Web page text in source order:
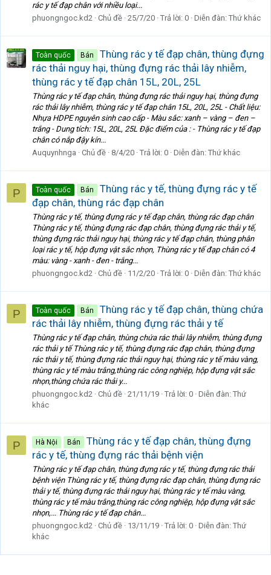
rác y tế đạp chân với nhiều loại...
phuongngoc.kd2 Chủ đề 25/7/20 Trả lời: 0 Diễn đàn: Thứ khác
Toàn quốc Bán
Thùng rác y tế đạp chân, thùng đựng
rác thải nguy hại, thùng đựng rác thải lây nhiễm,
thùng rác y tế đạp chân 15L, 20L, 25L
Thùng rác y tế đạp chân, thùng đựng rác thải nguy hại, thùng đựng
rác thải lây nhiễm, thùng rác y tế đạp chân 15L, 20L, 25L - Chất liệu:
Nhựa HDPE nguyên sinh cao cấp - Màu sắc: xanh – vàng – đen –
trắng - Dung tích: 15L, 20L, 25L Đặc điểm của : - Thùng rác y tế đạp
chân có nắp đậy kín...
Auquynhnga
Chủ đề 8/4/20 Trả lời: 0 Diễn đàn: Thứ khác
P Toàn quốc Bán
Thùng rác y tế, thùng đựng rác y tế
đạp chân, thùng rác đạp chân
Thùng rác y tế, thùng đựng rác y tế đạp chân, thùng rác đạp chân
Thùng rác y tế, thùng đựng rác đạp chân, thùng đựng rác thải y tế,
thùng đựng rác thải nguy hại, thùng rác y tế đạp chân, thùng phân
loại rác y tế, hộp đựng vật sắc nhọn, Thùng rác y tế đạp chân có 4
màu: vàng - xanh - đen - trắng...
phuongngoc.kd2 Chủ đề 11/2/20 Trả lời: 0 Diễn đàn: Thứ khác
P Toàn quốc Bán
Thùng rác y tế đạp chân, thùng chứa
rác thải lây nhiễm, thùng đựng rác thải y tế
Thùng rác y tế đạp chân, thùng chứa rác thải lây nhiễm, thùng đựng
rác thải y tế Thùng rác y tế, thùng đựng rác đạp chân, thùng đựng
rác thải y tế, thùng đựng rác thải nguy hại, thùng rác y tế màu vàng,
thùng rác y tế màu trắng,thùng rác công nghiệp, hộp đựng vật sắc
nhọn,thùng chứa rác thải y...
phuongngoc.kd2 Chủ đề 21/11/19 Trả lời: 0 Diễn đàn: Thứ
khác
P Hà Nội Bán
Thùng rác y tế đạp chân, thùng đựng
rác y tế, thùng đựng rác thải bệnh viện
Thùng rác y tế đạp chân, thùng đựng rác y tế, thùng đựng rác thải
bệnh viện Thùng rác y tế, thùng đựng rác đạp chân, thùng đựng rác
thải y tế, thùng đựng rác thải nguy hại, thùng rác y tế màu vàng,
thùng rác y tế màu trắng,thùng rác công nghiệp, hộp đựng vật sắc
nhọn,... Thùng rác y tế đạp chân...
phuongngoc.kd2 Chủ đề 13/11/19 Trả lời: 0 Diễn đàn: Thứ
khác